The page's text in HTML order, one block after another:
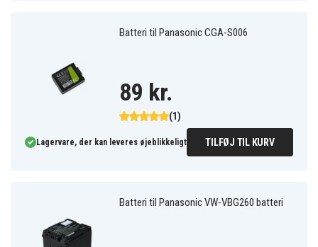
Batteri til Panasonic CGA-S006
(1)
89 kr.
Lagervare, der kan leveres øjeblikkeligt TILFØJ TIL KURV
Batteri til Panasonic VW-VBG260 batteri